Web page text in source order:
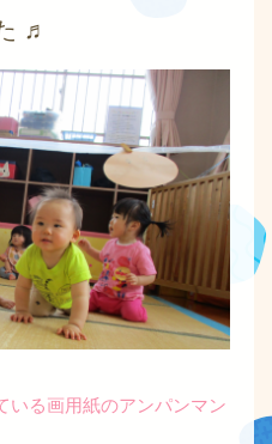
♬
いる画用紙のアンパンマン